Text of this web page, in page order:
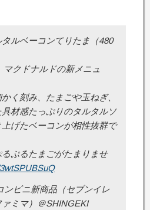
タルベーコンてりたま（480
マクドナルドの新メニュ
く刻み、たまごや玉ねぎ、
材感たっぷりのタルタルソ
げたベーコンが相性抜群で
ぷるたまごがたまりませ
ビニ新商品（セブンイレ
ミマ）＠SHINGEKI